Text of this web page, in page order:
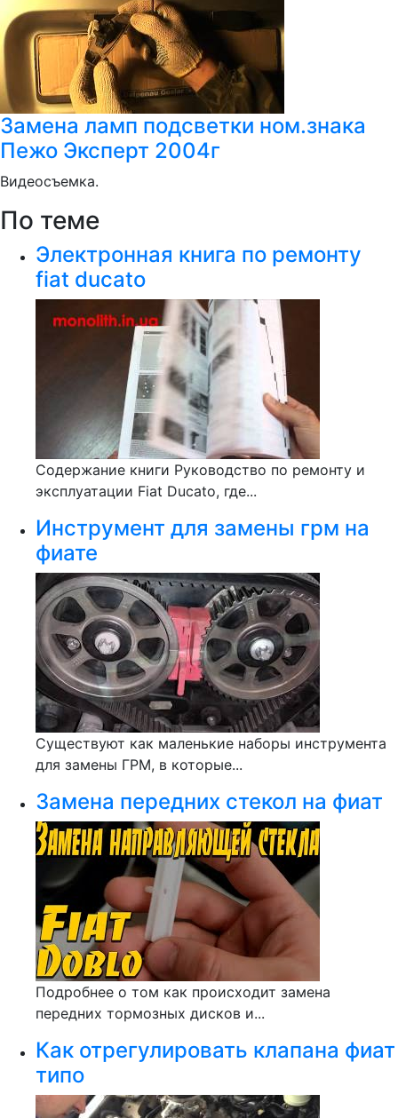
Замена ламп подсветки ном.знака
Пежо Эксперт 2004г
Видеосъемка.
По теме
Электронная книга по ремонту
fiat ducato
Содержание книги Руководство по ремонту и
эксплуатации Fiat Ducato, где...
Инструмент для замены грм на
фиате
Существуют как маленькие наборы инструмента
для замены ГРМ, в которые...
Замена передних стекол на фиат
Подробнее о том как происходит замена
передних тормозных дисков и...
Как отрегулировать клапана фиат
типо